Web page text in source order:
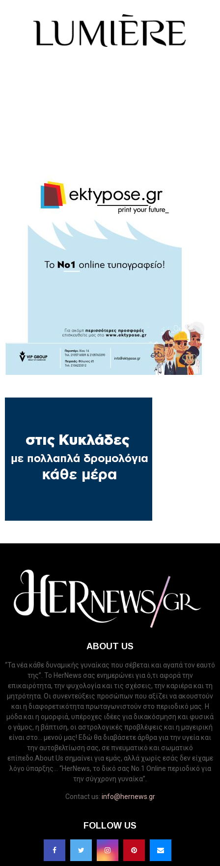
ABOUT US
“Τα νέα κάθε δυναμικής γυναίκας που σέβεται και αγαπά τον εαυτό
της”. Το HerNews σας ενημερώνει για ό,τι αφορά την
επικαιρότητα, την ψυχολογία και τις σχέσεις, την καριέρα και τη
μητρότητα. Οι συνεντεύξεις προσώπων που αξίζει να ακουστούν
και η διαφορετικότητα πρωταγωνιστούν στο περιοδικό μας. Η
μόδα και η ομορφιά, υπέροχες ιδέες για δικακόσμηση και φυσικά
ο γάμος, η βάπτιση, οι αστρολογικές προβλέψεις και η μαγειρική
είναι στο... μενού μας! Εδώ θα διαβάσετε άρθρα για την υγεία και
την αυτοβελτίωση σας, σε πνευματικό και σωματικό
επίπεδο.About Us σημαίνει για εμάς, αλλά χωρίς εσάς δεν είχαμε
λόγο ύπαρξης... “HerNews, το δικό σας Νo.1 Online περιοδικό για
την σύγχρονη γυναίκα”.
Contact us: info@hernews.gr
FOLLOW US